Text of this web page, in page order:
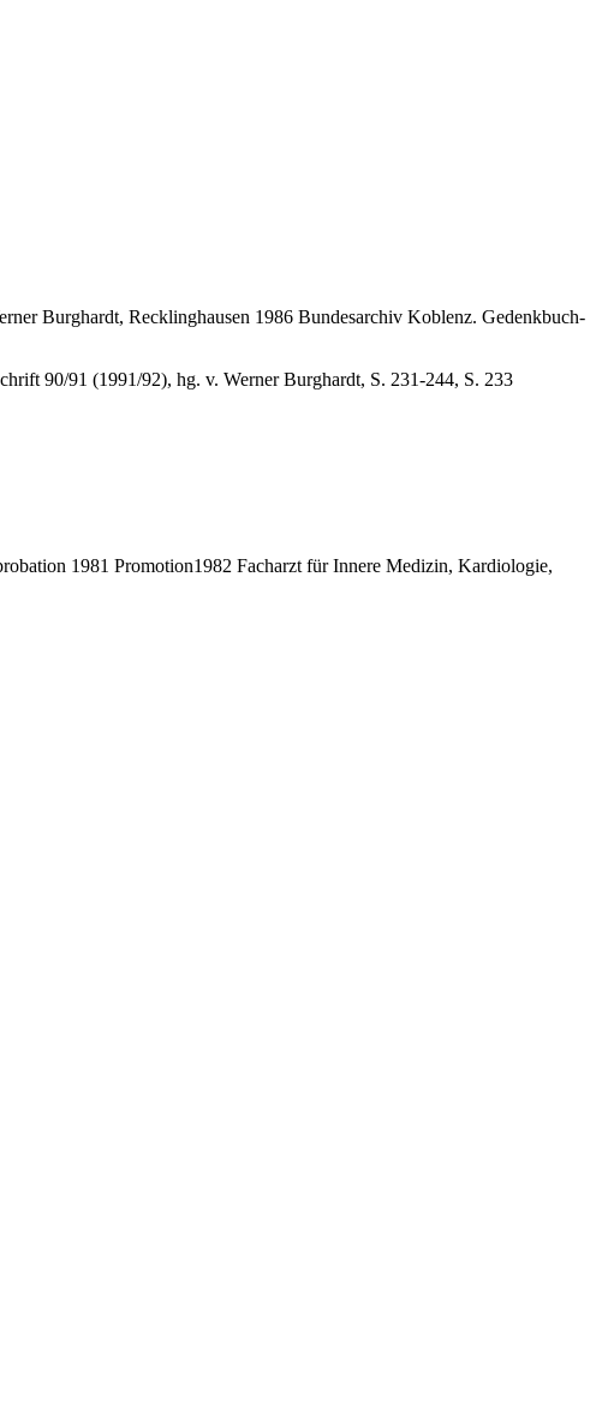
Burghardt, Recklinghausen 1986 Bundesarchiv Koblenz. Gedenkbuch-
90/91 (1991/92), hg. v. Werner Burghardt, S. 231-244, S. 233
1981 Promotion1982 Facharzt für Innere Medizin, Kardiologie,